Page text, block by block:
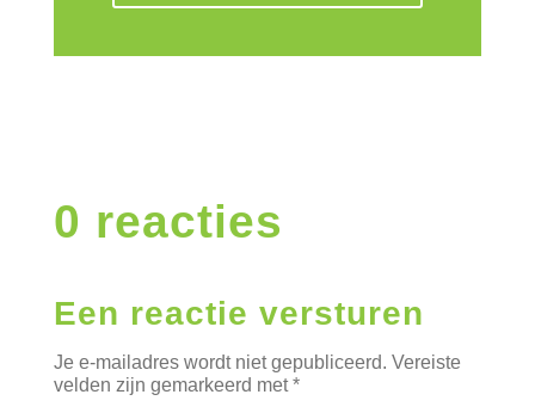
0 reacties
Een reactie versturen
Je e-mailadres wordt niet gepubliceerd. Vereiste
velden zijn gemarkeerd met*